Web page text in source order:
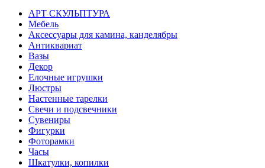
АРТ СКУЛЬПТУРА
Мебель
Аксессуары для камина, канделябры
Антиквариат
Вазы
Декор
Елочные игрушки
Люстры
Настенные тарелки
Свечи и подсвечники
Сувениры
Фигурки
Фоторамки
Часы
Шкатулки, копилки